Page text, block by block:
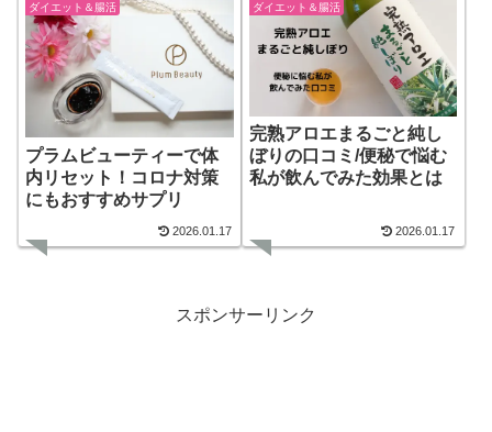
ダイエット＆腸活
プラムビューティーで体
内リセット！コロナ対策
にもおすすめサプリ
2026.01.17
ダイエット＆腸活
完熟アロエまるごと純し
ぼりの口コミ/便秘で悩む
私が飲んでみた効果とは
2026.01.17
スポンサーリンク